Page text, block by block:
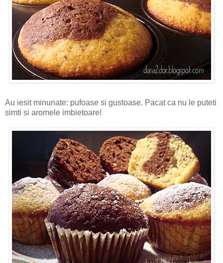
Au iesit minunate: pufoase si gustoase. Pacat ca nu le puteti
simti si aromele imbietoare!